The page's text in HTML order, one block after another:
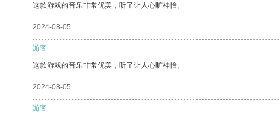
这款游戏的音乐非常优美，听了让人心旷神怡。
2024-08-05
游客
这款游戏的音乐非常优美，听了让人心旷神怡。
2024-08-05
游客